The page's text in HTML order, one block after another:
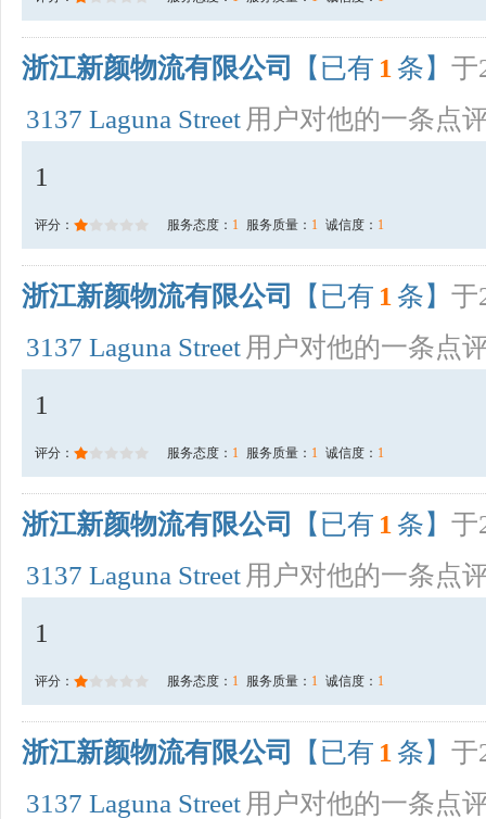
浙江新颜物流有限公司 【已有 1 条】 于
3137 Laguna Street 用户对他的一条点
1
评分： 服务态度： 1 服务质量： 1 诚信度： 1
浙江新颜物流有限公司 【已有 1 条】 于
3137 Laguna Street 用户对他的一条点
1
评分： 服务态度： 1 服务质量： 1 诚信度： 1
浙江新颜物流有限公司 【已有 1 条】 于
3137 Laguna Street 用户对他的一条点
1
评分： 服务态度： 1 服务质量： 1 诚信度： 1
浙江新颜物流有限公司 【已有 1 条】 于
3137 Laguna Street 用户对他的一条点